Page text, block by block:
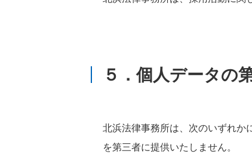
５．個人データの
北浜法律事務所は、次のいずれか
を第三者に提供いたしません。